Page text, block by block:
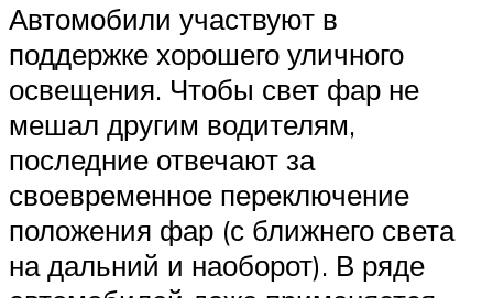
Автомобили участвуют в
поддержке хорошего уличного
освещения. Чтобы свет фар не
мешал другим водителям,
последние отвечают за
своевременное переключение
положения фар (с ближнего света
на дальний и наоборот). В ряде